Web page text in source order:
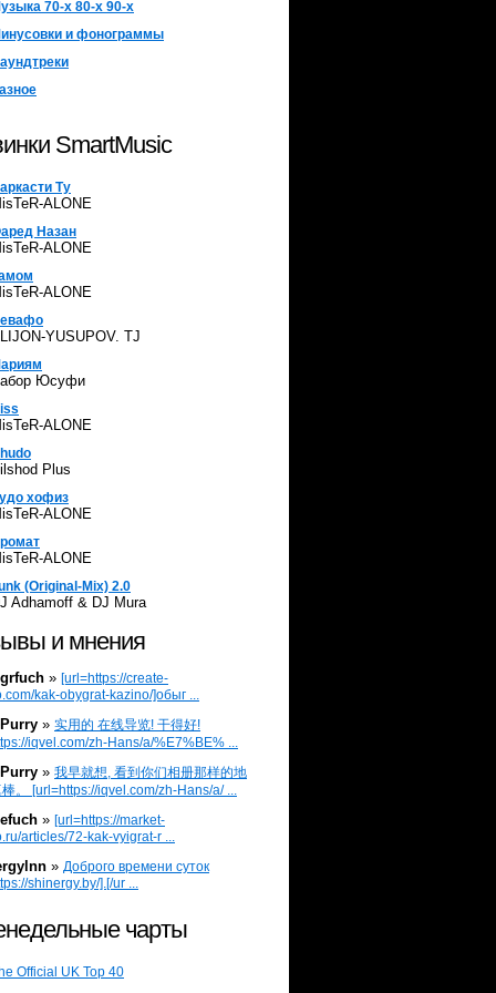
70-х 80-х 90-х
и фонограммы
SmartMusic
Ту
ALONE
Назан
ALONE
ALONE
YUSUPOV. TJ
Юсуфи
ALONE
Plus
хофиз
ALONE
ALONE
(Original-Mix) 2.0
Adhamoff & DJ Mura
и мнения
» [url=https://create-
kak-obygrat-kazino/]обыг ...
» 实用的 在线导览! 干得好!
iqvel.com/zh-Hans/a/%E7%BE% ...
» 我早就想, 看到你们相册那样的地
。 [url=https://iqvel.com/zh-Hans/a/ ...
» [url=https://market-
articles/72-kak-vyigrat-r ...
» Доброго времени суток
shinergy.by/].[/ur ...
чарты
Official UK Top 40